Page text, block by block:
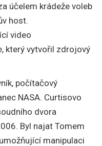
účelem krádeže voleb
host.
video
který vytvořil zdrojový
počítačový
NASA. Curtisovo
dvora
Byl najat Tomem
manipulaci